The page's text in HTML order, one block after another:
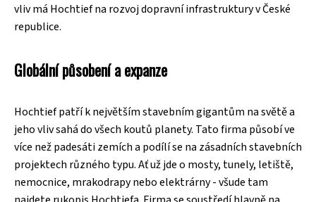
vliv má Hochtief na rozvoj dopravní infrastruktury v České
republice.
Globální působení a expanze
Hochtief patří k největším stavebním gigantům na světě a
jeho vliv sahá do všech koutů planety. Tato firma působí ve
více než padesáti zemích a podílí se na zásadních stavebních
projektech různého typu. Ať už jde o mosty, tunely, letiště,
nemocnice, mrakodrapy nebo elektrárny - všude tam